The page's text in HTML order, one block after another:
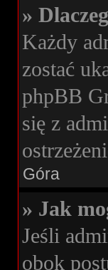
»
Każdy
zostać
phpBB
się z
Góra
» Jak
Jeśli
obok